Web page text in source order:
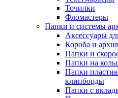
Точилки
Фломастеры
Папки и системы
Аксессуары
Короба и
Папки и
Папки на
Папки
клипборды
Папки с